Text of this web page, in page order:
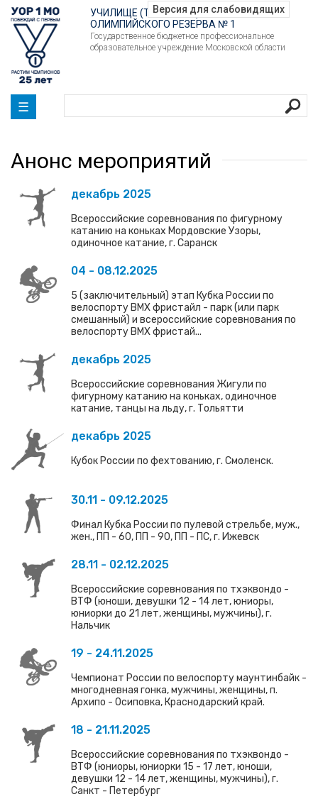
УЧИЛИЩЕ (ТЕХНИКУМ)
ОЛИМПИЙСКОГО РЕЗЕРВА № 1
Государственное бюджетное профессиональное
образовательное учреждение Московской области
☰
Анонс мероприятий
декабрь 2025
Всероссийские соревнования по фигурному
катанию на коньках Мордовские Узоры,
одиночное катание, г. Саранск
04 - 08.12.2025
5 (заключительный) этап Кубка России по
велоспорту ВМХ фристайл - парк (или парк
смешанный) и всероссийские соревнования по
велоспорту ВМХ фристай...
декабрь 2025
Всероссийские соревнования Жигули по
фигурному катанию на коньках, одиночное
катание, танцы на льду, г. Тольятти
декабрь 2025
Кубок России по фехтованию, г. Смоленск.
30.11 - 09.12.2025
Финал Кубка России по пулевой стрельбе, муж.,
жен., ПП - 60, ПП - 90, ПП - ПС, г. Ижевск
28.11 - 02.12.2025
Всероссийские соревнования по тхэквондо -
ВТФ (юноши, девушки 12 - 14 лет, юниоры,
юниорки до 21 лет, женщины, мужчины), г.
Нальчик
19 - 24.11.2025
Чемпионат России по велоспорту маунтинбайк -
многодневная гонка, мужчины, женщины, п.
Архипо - Осиповка, Краснодарский край.
18 - 21.11.2025
Всероссийские соревнования по тхэквондо -
ВТФ (юниоры, юниорки 15 - 17 лет, юноши,
девушки 12 - 14 лет, женщины, мужчины), г.
Санкт - Петербург